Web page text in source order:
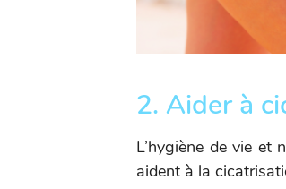
2. Aider à
L’hygiène de vie et
aident à la